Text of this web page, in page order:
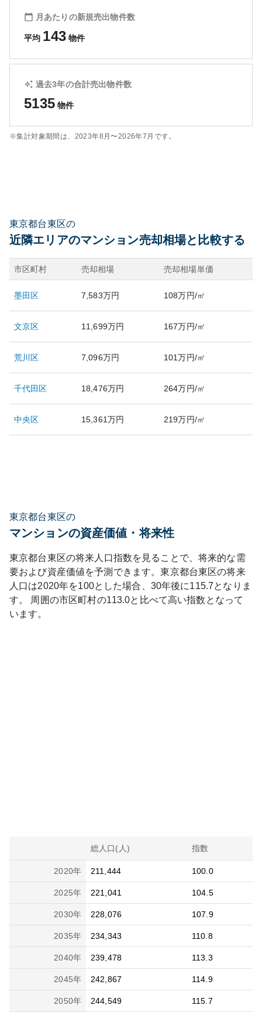
月あたりの新規売出物件数
平均 143 物件
過去3年の合計売出物件数
5135 物件
※集計対象期間は、 2023年8月〜2026年7月 です。
東京都台東区の
近隣エリアのマンション売却相場と比較する
市区町村 売却相場 売却相場単価
墨田区 7,583万円 108万円/㎡
文京区 11,699万円 167万円/㎡
荒川区 7,096万円 101万円/㎡
千代田区 18,476万円 264万円/㎡
中央区 15,361万円 219万円/㎡
東京都台東区の
マンションの資産価値・将来性
東京都台東区の将来人口指数を見ることで、将来的な需
要および資産価値を予測できます。東京都台東区の将来
人口は2020年を100とした場合、30年後に115.7となりま
す。
周囲の市区町村の113.0と比べて高い指数となって
います。
総人口(人) 指数
2020年 211,444 100.0
2025年 221,041 104.5
2030年 228,076 107.9
2035年 234,343 110.8
2040年 239,478 113.3
2045年 242,867 114.9
2050年 244,549 115.7